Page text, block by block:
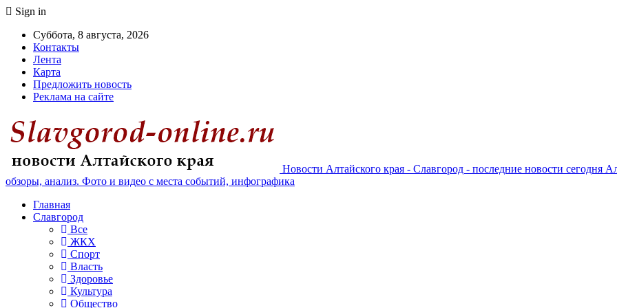
Sign in
Суббота, 8 августа, 2026
Контакты
Лента
Карта
Предложить новость
Реклама на сайте
Новости Алтайского края - Славгород - последние новости сегодня
обзоры, анализ. Фото и видео с места событий, инфографика
Главная
Славгород
Все
ЖКХ
Спорт
Власть
Здоровье
Культура
Общество